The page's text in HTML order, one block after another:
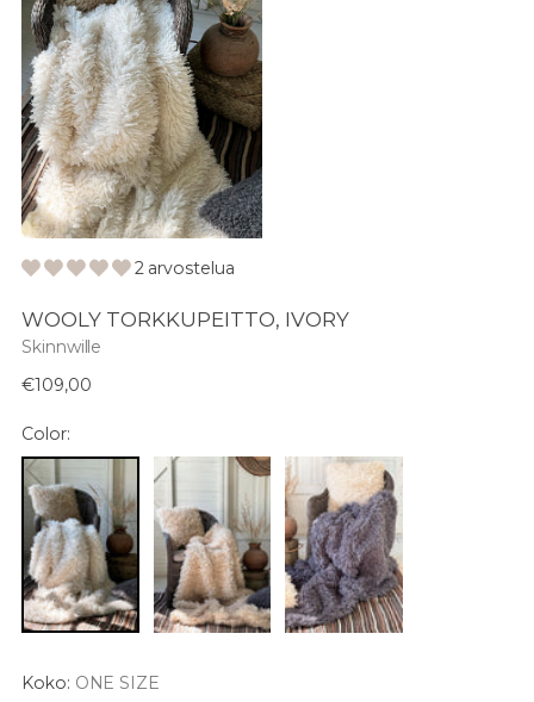
2 arvostelua
WOOLY TORKKUPEITTO, IVORY
Skinnwille
Normaali
€109,00
Color:
Koko: ONE SIZE